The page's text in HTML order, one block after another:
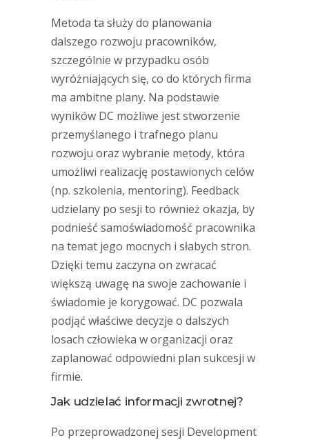
Metoda ta służy do planowania
dalszego rozwoju pracowników,
szczególnie w przypadku osób
wyróżniających się, co do których firma
ma ambitne plany. Na podstawie
wyników DC możliwe jest stworzenie
przemyślanego i trafnego planu
rozwoju oraz wybranie metody, która
umożliwi realizację postawionych celów
(np. szkolenia, mentoring). Feedback
udzielany po sesji to również okazja, by
podnieść samoświadomość pracownika
na temat jego mocnych i słabych stron.
Dzięki temu zaczyna on zwracać
większą uwagę na swoje zachowanie i
świadomie je korygować. DC pozwala
podjąć właściwe decyzje o dalszych
losach człowieka w organizacji oraz
zaplanować odpowiedni plan sukcesji w
firmie.
Jak udzielać informacji zwrotnej?
Po przeprowadzonej sesji Development